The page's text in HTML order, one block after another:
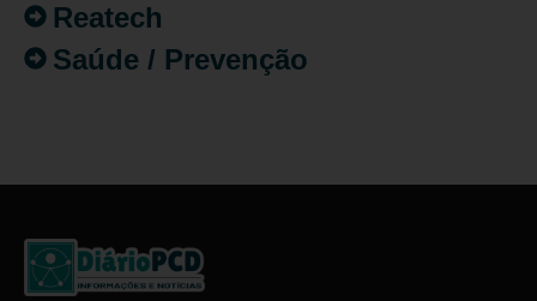
Reatech
Saúde / Prevenção